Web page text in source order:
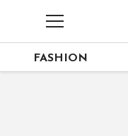
FASHION